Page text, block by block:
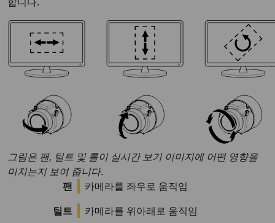
그림은 팬, 틸트 및 롤이 실시간 보기 이미지에 어떤 영향을
미치는지 보여 줍니다.
팬
카메라를 좌우로 움직임
틸트
카메라를 위아래로 움직임